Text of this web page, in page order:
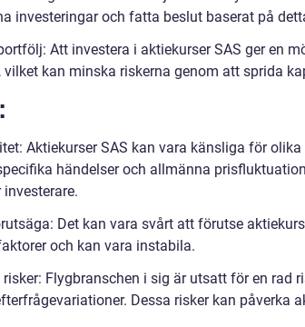
investeringar och fatta beslut baserat på
Att investera i aktiekurser SAS ger en
kan minska riskerna genom att sprida
Aktiekurser SAS kan vara känsliga för
händelser och allmänna
Det kan vara svårt att förutse
och kan vara instabila.
Flygbranschen i sig är utsatt för en rad
Dessa risker kan påverka